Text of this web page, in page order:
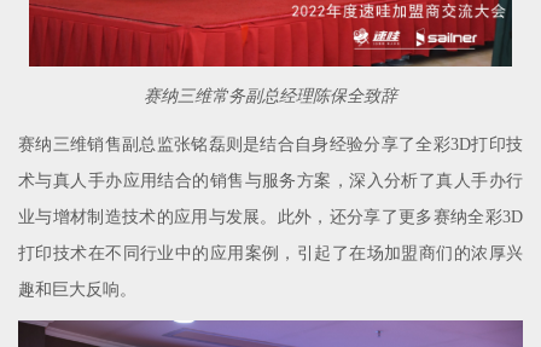
赛纳三维常务副总经理陈保全致辞
赛纳三维销售副总监张铭磊则是结合自身经验分享了全彩3D打印技
术与真人手办应用结合的销售与服务方案，深入分析了真人手办行
业与增材制造技术的应用与发展。此外，还分享了更多赛纳全彩3D
打印技术在不同行业中的应用案例，引起了在场加盟商们的浓厚兴
趣和巨大反响。